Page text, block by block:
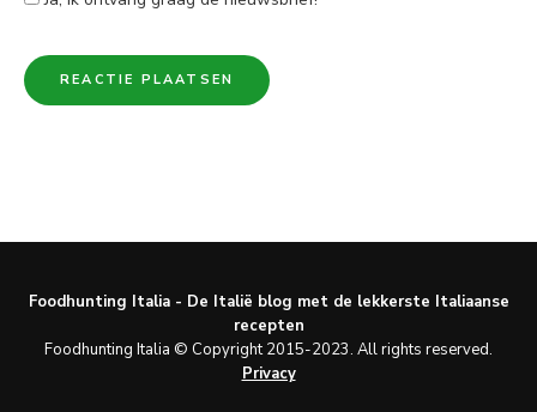
Foodhunting Italia - De Italië blog met de lekkerste Italiaanse
recepten
Foodhunting Italia © Copyright 2015-2023. All rights reserved.
Privacy